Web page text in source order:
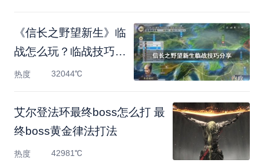
《信长之野望新生》临
战怎么玩？临战技巧分
享
热度 32044℃
艾尔登法环最终boss怎么打 最
终boss黄金律法打法
热度 42981℃